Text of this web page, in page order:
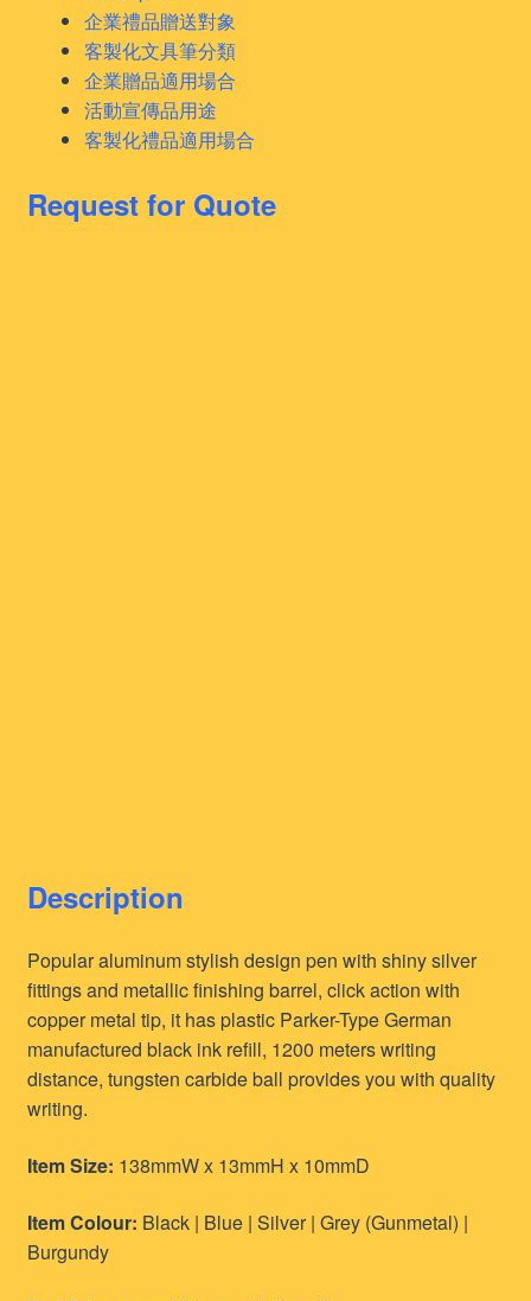
企業禮品贈送對象
客製化文具筆分類
企業贈品適用場合
活動宣傳品用途
客製化禮品適用場合
Request for Quote
Description
Popular aluminum stylish design pen with shiny silver
fittings and metallic finishing barrel, click action with
copper metal tip, it has plastic Parker-Type German
manufactured black ink refill, 1200 meters writing
distance, tungsten carbide ball provides you with quality
writing.
Item Size: 138mmW x 13mmH x 10mmD
Item Colour: Black | Blue | Silver | Grey (Gunmetal) |
Burgundy